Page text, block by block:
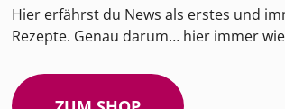
Hier erfährst du News als erstes und
Rezepte. Genau darum… hier immer